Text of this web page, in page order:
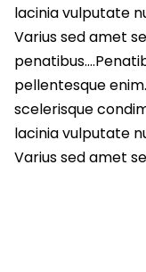
lacinia vulputate
Varius sed amet
pellentesque
scelerisque
lacinia vulputate
Varius sed amet